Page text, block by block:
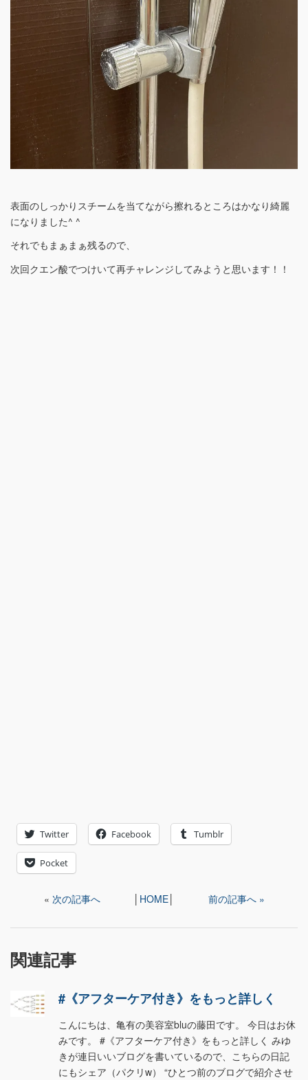
表面のしっかりスチームを当てながら擦れるところはかなり綺麗
になりました^ ^
それでもまぁまぁ残るので、
次回クエン酸でつけいて再チャレンジしてみようと思います！！
Twitter Facebook Tumblr
Pocket
« 次の記事へ HOME 前の記事へ »
関連記事
#《アフターケア付き》をもっと詳しく
こんにちは、亀有の美容室bluの藤田です。 今日はお休
みです。 #《アフターケア付き》をもっと詳しく みゆ
きが連日いいブログを書いているので、こちらの日記
にもシェア（パクリw） “ひとつ前のブログで紹介させ